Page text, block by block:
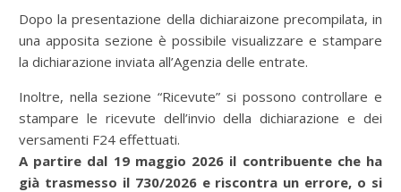
Dopo la presentazione della dichiaraizone precompilata, in
una apposita sezione è possibile visualizzare e stampare
la dichiarazione inviata all’Agenzia delle entrate.
Inoltre, nella sezione “Ricevute” si possono controllare e
stampare le ricevute dell’invio della dichiarazione e dei
versamenti F24 effettuati.
A partire dal 19 maggio 2026 il contribuente che ha
già trasmesso il 730/2026 e riscontra un errore, o si